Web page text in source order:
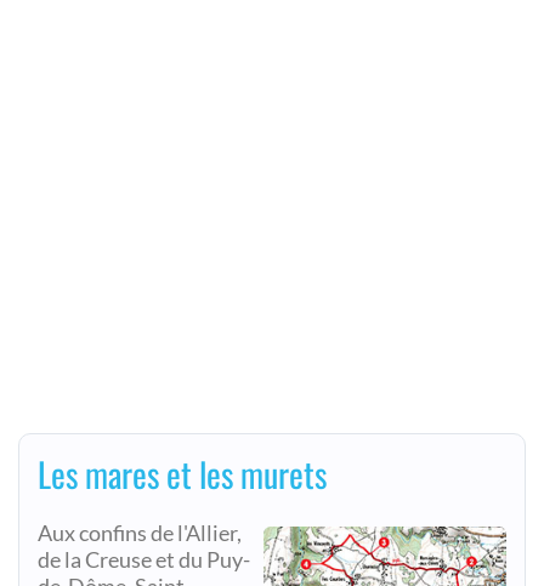
Les mares et les murets
Aux confins de l'Allier,
de la Creuse et du Puy-